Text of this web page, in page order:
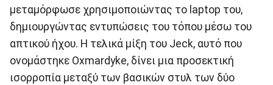
μεταμόρφωσε χρησιμοποιώντας το laptop του,
δημιουργώντας εντυπώσεις του τόπου μέσω του
απτικού ήχου. Η τελικά μίξη του Jeck, αυτό που
ονομάστηκε Oxmardyke, δίνει μια προσεκτική
ισορροπία μεταξύ των βασικών στυλ των δύο